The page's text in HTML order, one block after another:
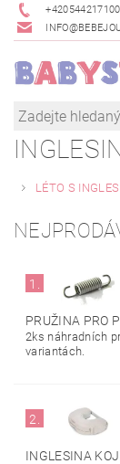
+420544217100
LÉTO S
1.
PRUŽINA PRO
2ks náhradních
variantách.
2.
INGLESINA